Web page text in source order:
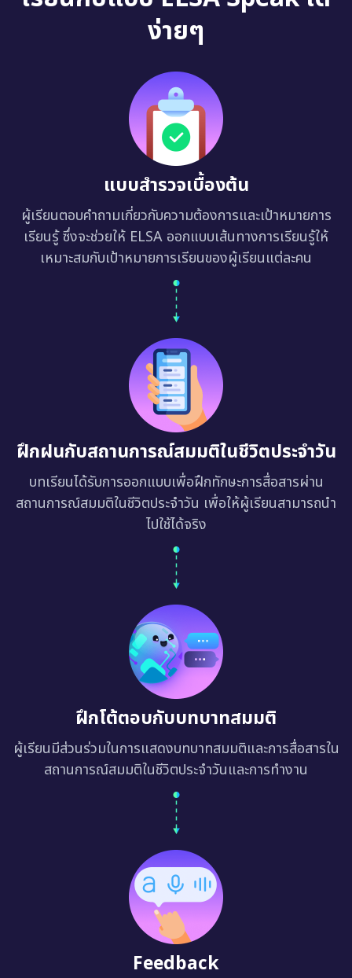
ง่ายๆ
แบบสำรวจเบื้องต้น
ผู้เรียนตอบคำถามเกี่ยวกับความต้องการและเป้าหมายการ
เรียนรู้ ซึ่งจะช่วยให้ ELSA ออกแบบเส้นทางการเรียนรู้ให้
เหมาะสมกับเป้าหมายการเรียนของผู้เรียนแต่ละคน
ฝึกฝนกับสถานการณ์สมมติในชีวิตประจำวัน
บทเรียนได้รับการออกแบบเพื่อฝึกทักษะการสื่อสารผ่าน
สถานการณ์สมมติในชีวิตประจำวัน เพื่อให้ผู้เรียนสามารถนำ
ไปใช้ได้จริง
ฝึกโต้ตอบกับบทบาทสมมติ
ผู้เรียนมีส่วนร่วมในการแสดงบทบาทสมมติและการสื่อสารใน
สถานการณ์สมมติในชีวิตประจำวันและการทำงาน
Feedback